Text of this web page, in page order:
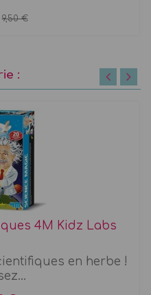
9,50 €
:
4M Kidz Labs
en herbe !